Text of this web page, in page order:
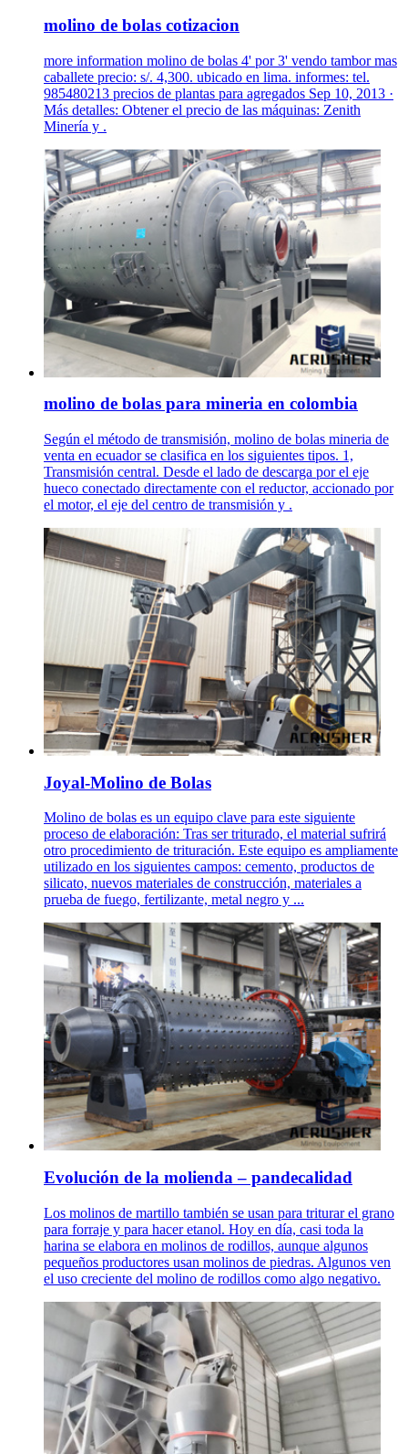
molino de bolas cotizacion
more information molino de bolas 4' por 3' vendo tambor mas
caballete precio: s/. 4,300. ubicado en lima. informes: tel.
985480213 precios de plantas para agregados Sep 10, 2013 ·
Más detalles: Obtener el precio de las máquinas: Zenith
Minería y .
molino de bolas para mineria en colombia
Según el método de transmisión, molino de bolas mineria de
venta en ecuador se clasifica en los siguientes tipos. 1,
Transmisión central. Desde el lado de descarga por el eje
hueco conectado directamente con el reductor, accionado por
el motor, el eje del centro de transmisión y .
Joyal-Molino de Bolas
Molino de bolas es un equipo clave para este siguiente
proceso de elaboración: Tras ser triturado, el material sufrirá
otro procedimiento de trituración. Este equipo es ampliamente
utilizado en los siguientes campos: cemento, productos de
silicato, nuevos materiales de construcción, materiales a
prueba de fuego, fertilizante, metal negro y ...
Evolución de la molienda – pandecalidad
Los molinos de martillo también se usan para triturar el grano
para forraje y para hacer etanol. Hoy en día, casi toda la
harina se elabora en molinos de rodillos, aunque algunos
pequeños productores usan molinos de piedras. Algunos ven
el uso creciente del molino de rodillos como algo negativo.